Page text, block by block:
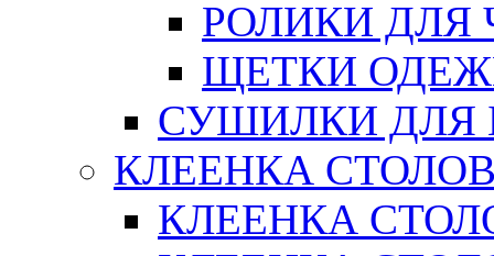
РОЛИКИ ДЛЯ
ЩЕТКИ
СУШИЛКИ ДЛЯ
КЛЕЕНКА
КЛЕЕНКА